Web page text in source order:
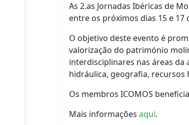
As 2.as Jornadas Ibéricas de
entre os próximos dias 15 e 17
​O objetivo deste evento é
valorização do património
interdisciplinares nas áreas
hidráulica, geografia,
Os membros ICOMOS
Mais informações aqui.